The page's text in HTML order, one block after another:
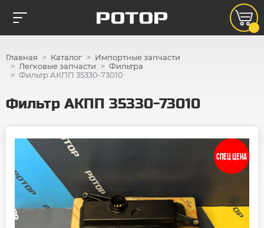
Главная Каталог
Импортные запчасти
Легковые запчасти
Фильтра
Фильтр АКПП 35330-73010
Фильтр АКПП 35330-73010
СПЕЦ ЦЕНА